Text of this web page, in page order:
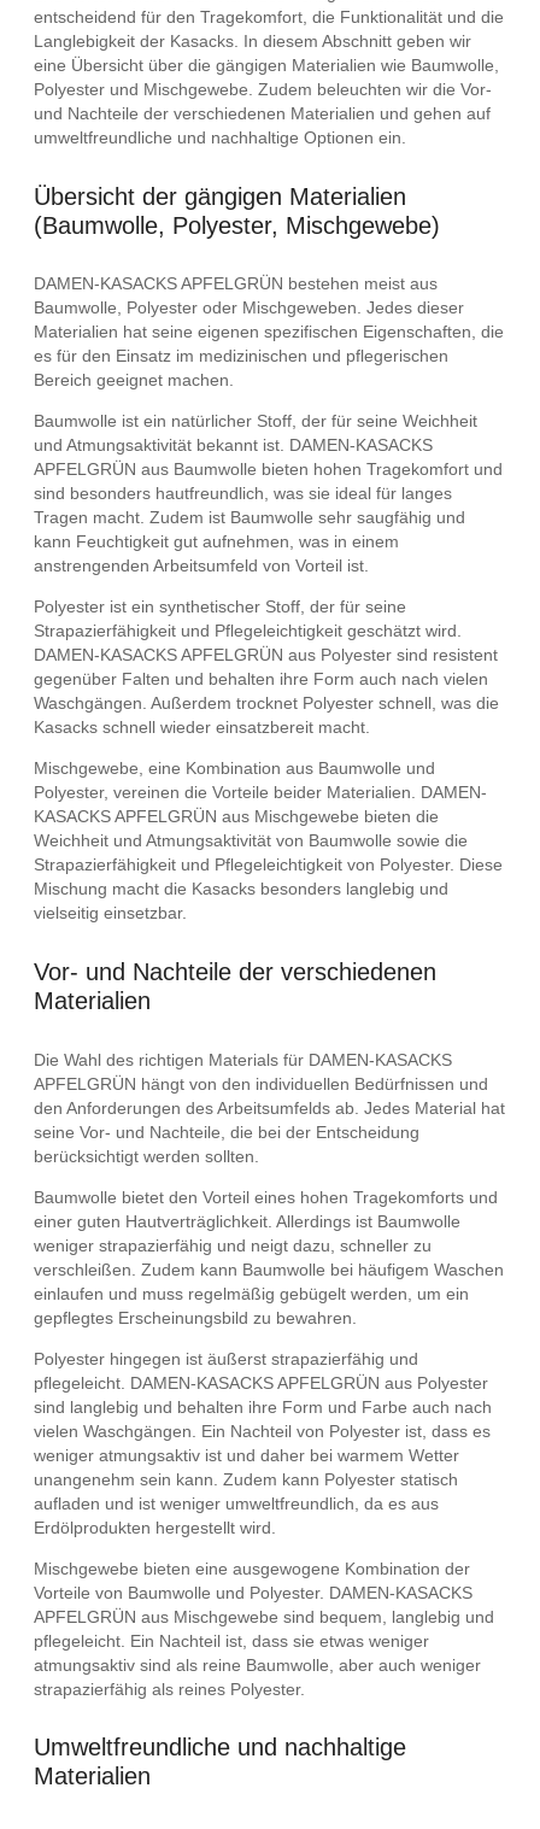
entscheidend für den Tragekomfort, die Funktionalität und die
Langlebigkeit der Kasacks. In diesem Abschnitt geben wir
eine Übersicht über die gängigen Materialien wie Baumwolle,
Polyester und Mischgewebe. Zudem beleuchten wir die Vor-
und Nachteile der verschiedenen Materialien und gehen auf
umweltfreundliche und nachhaltige Optionen ein.
Übersicht der gängigen Materialien
(Baumwolle, Polyester, Mischgewebe)
DAMEN-KASACKS APFELGRÜN bestehen meist aus
Baumwolle, Polyester oder Mischgeweben. Jedes dieser
Materialien hat seine eigenen spezifischen Eigenschaften, die
es für den Einsatz im medizinischen und pflegerischen
Bereich geeignet machen.
Baumwolle ist ein natürlicher Stoff, der für seine Weichheit
und Atmungsaktivität bekannt ist. DAMEN-KASACKS
APFELGRÜN aus Baumwolle bieten hohen Tragekomfort und
sind besonders hautfreundlich, was sie ideal für langes
Tragen macht. Zudem ist Baumwolle sehr saugfähig und
kann Feuchtigkeit gut aufnehmen, was in einem
anstrengenden Arbeitsumfeld von Vorteil ist.
Polyester ist ein synthetischer Stoff, der für seine
Strapazierfähigkeit und Pflegeleichtigkeit geschätzt wird.
DAMEN-KASACKS APFELGRÜN aus Polyester sind resistent
gegenüber Falten und behalten ihre Form auch nach vielen
Waschgängen. Außerdem trocknet Polyester schnell, was die
Kasacks schnell wieder einsatzbereit macht.
Mischgewebe, eine Kombination aus Baumwolle und
Polyester, vereinen die Vorteile beider Materialien. DAMEN-
KASACKS APFELGRÜN aus Mischgewebe bieten die
Weichheit und Atmungsaktivität von Baumwolle sowie die
Strapazierfähigkeit und Pflegeleichtigkeit von Polyester. Diese
Mischung macht die Kasacks besonders langlebig und
vielseitig einsetzbar.
Vor- und Nachteile der verschiedenen
Materialien
Die Wahl des richtigen Materials für DAMEN-KASACKS
APFELGRÜN hängt von den individuellen Bedürfnissen und
den Anforderungen des Arbeitsumfelds ab. Jedes Material hat
seine Vor- und Nachteile, die bei der Entscheidung
berücksichtigt werden sollten.
Baumwolle bietet den Vorteil eines hohen Tragekomforts und
einer guten Hautverträglichkeit. Allerdings ist Baumwolle
weniger strapazierfähig und neigt dazu, schneller zu
verschleißen. Zudem kann Baumwolle bei häufigem Waschen
einlaufen und muss regelmäßig gebügelt werden, um ein
gepflegtes Erscheinungsbild zu bewahren.
Polyester hingegen ist äußerst strapazierfähig und
pflegeleicht. DAMEN-KASACKS APFELGRÜN aus Polyester
sind langlebig und behalten ihre Form und Farbe auch nach
vielen Waschgängen. Ein Nachteil von Polyester ist, dass es
weniger atmungsaktiv ist und daher bei warmem Wetter
unangenehm sein kann. Zudem kann Polyester statisch
aufladen und ist weniger umweltfreundlich, da es aus
Erdölprodukten hergestellt wird.
Mischgewebe bieten eine ausgewogene Kombination der
Vorteile von Baumwolle und Polyester. DAMEN-KASACKS
APFELGRÜN aus Mischgewebe sind bequem, langlebig und
pflegeleicht. Ein Nachteil ist, dass sie etwas weniger
atmungsaktiv sind als reine Baumwolle, aber auch weniger
strapazierfähig als reines Polyester.
Umweltfreundliche und nachhaltige
Materialien